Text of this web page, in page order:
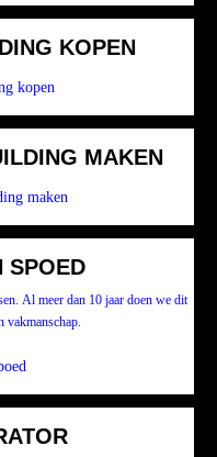
KOPEN
kopen
MAKEN
maken
SPOED
Al meer dan 10 jaar doen we dit
vakmanschap.